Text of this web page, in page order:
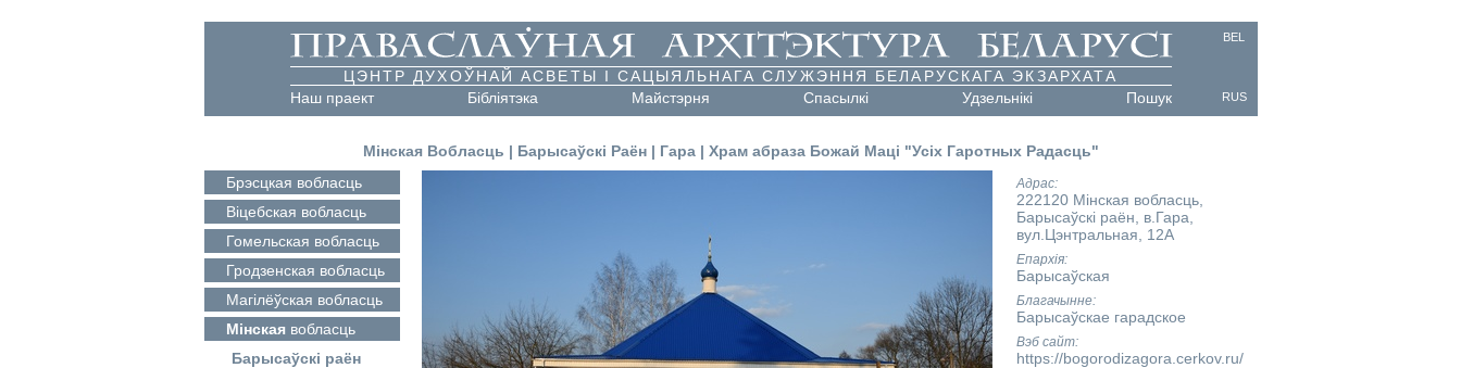
BEL
RUS
ЦЭНТР ДУХОЎНАЙ АСВЕТЫ І САЦЫЯЛЬНАГА СЛУЖЭННЯ БЕЛАРУСКАГА ЭКЗАРХАТА
Наш праект
Бібліятэка Майстэрня Cпасылкі Удзельнікі Пошук
Мінская Вобласць | Барысаўскі Раён| Гара| Храм абраза Божай Маці "Усіх Гаротных Радасць"
Брэсцкая вобласць
Віцебская вобласць
Гомельская вобласць
Гродзенская вобласць
Магілёўская вобласць
Мінскаявобласць
Барысаўскі раён
Адрас
222120 Мінская вобласць,
Барысаўскі раён, в.Гара,
вул.Цэнтральная, 12А
Епархія
Барысаўская
Благачынне
Барысаўскае гарадское
Вэб сайт
https://bogorodizagora.cerkov.ru/